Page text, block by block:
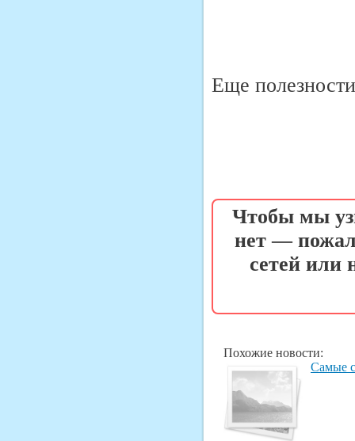
Еще
Чтобы мы
нет —
сетей или
Похожие новости:
Самые